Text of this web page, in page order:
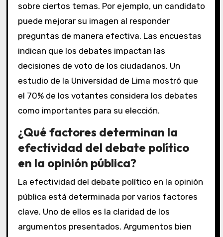
sobre ciertos temas. Por ejemplo, un candidato
puede mejorar su imagen al responder
preguntas de manera efectiva. Las encuestas
indican que los debates impactan las
decisiones de voto de los ciudadanos. Un
estudio de la Universidad de Lima mostró que
el 70% de los votantes considera los debates
como importantes para su elección.
¿Qué factores determinan la
efectividad del debate político
en la opinión pública?
La efectividad del debate político en la opinión
pública está determinada por varios factores
clave. Uno de ellos es la claridad de los
argumentos presentados. Argumentos bien